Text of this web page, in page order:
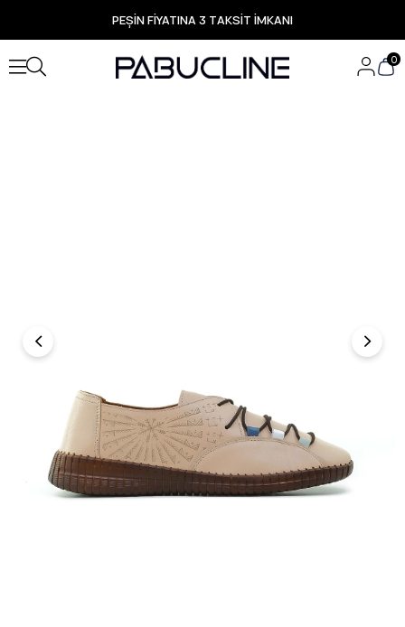
PEŞİN FİYATINA 3 TAKSİT İMKANI
TÜM ÜRÜNLERDE ÜCRETSİZ KARGO
Yeni Sezon Ürünlerde Özel Fırsatlar
Seçili Ürünlerde Hızlı Teslimat
0